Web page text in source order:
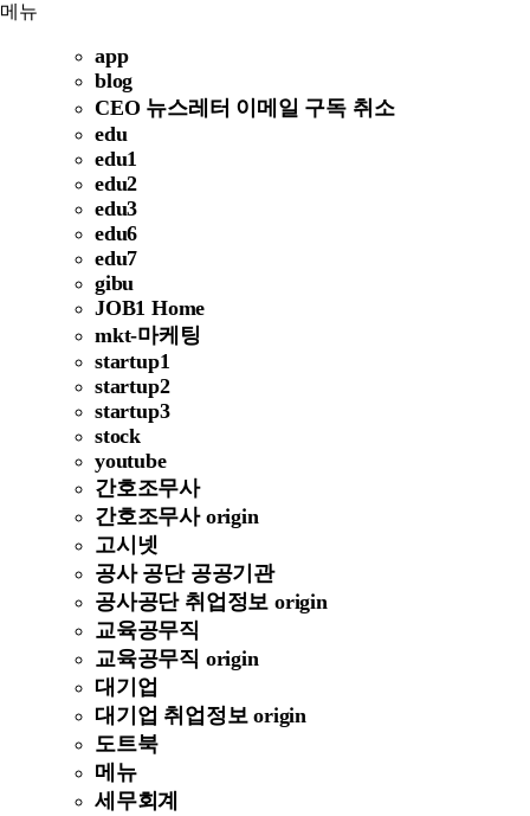
메뉴
app
blog
CEO 뉴스레터 이메일 구독 취소
edu
edu1
edu2
edu3
edu6
edu7
gibu
JOB1 Home
mkt-마케팅
startup1
startup2
startup3
stock
youtube
간호조무사
간호조무사 origin
고시넷
공사 공단 공공기관
공사공단 취업정보 origin
교육공무직
교육공무직 origin
대기업
대기업 취업정보 origin
도트북
메뉴
세무회계